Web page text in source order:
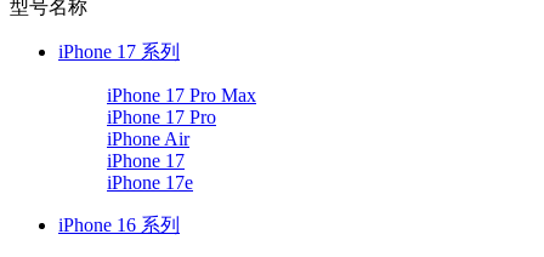
型号名称
iPhone 17 系列
iPhone 17 Pro Max
iPhone 17 Pro
iPhone Air
iPhone 17
iPhone 17e
iPhone 16 系列